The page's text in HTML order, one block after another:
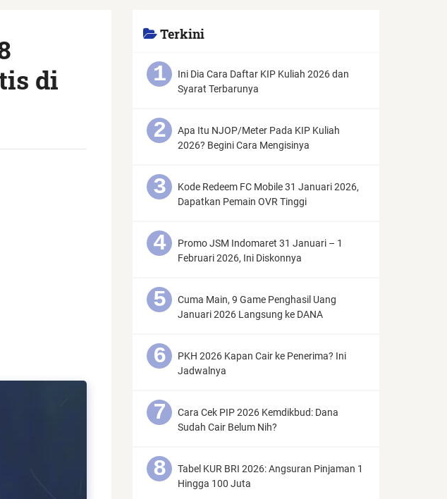
di
Terkini
Ini Dia Cara Daftar KIP Kuliah 2026 dan
Syarat Terbarunya
Apa Itu NJOP/Meter Pada KIP Kuliah
2026? Begini Cara Mengisinya
Kode Redeem FC Mobile 31 Januari 2026,
Dapatkan Pemain OVR Tinggi
Promo JSM Indomaret 31 Januari – 1
Februari 2026, Ini Diskonnya
Cuma Main, 9 Game Penghasil Uang
Januari 2026 Langsung ke DANA
PKH 2026 Kapan Cair ke Penerima? Ini
Jadwalnya
Cara Cek PIP 2026 Kemdikbud: Dana
Sudah Cair Belum Nih?
Tabel KUR BRI 2026: Angsuran Pinjaman 1
Hingga 100 Juta